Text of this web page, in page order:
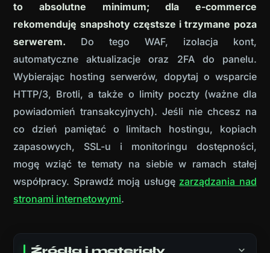
to absolutne minimum; dla e-commerce
rekomenduję snapshoty częstsze i trzymane poza
serwerem. Do tego WAF, izolacja kont,
automatyczne aktualizacje oraz 2FA do panelu.
Wybierając hosting serwerów, dopytaj o wsparcie
HTTP/3, Brotli, a także o limity poczty (ważne dla
powiadomień transakcyjnych). Jeśli nie chcesz na
co dzień pamiętać o limitach hostingu, kopiach
zapasowych, SSL-u i monitoringu dostępności,
mogę wziąć te tematy na siebie w ramach stałej
współpracy. Sprawdź moją usługę zarządzania nad
stronami internetowymi.
Źródła i materiały